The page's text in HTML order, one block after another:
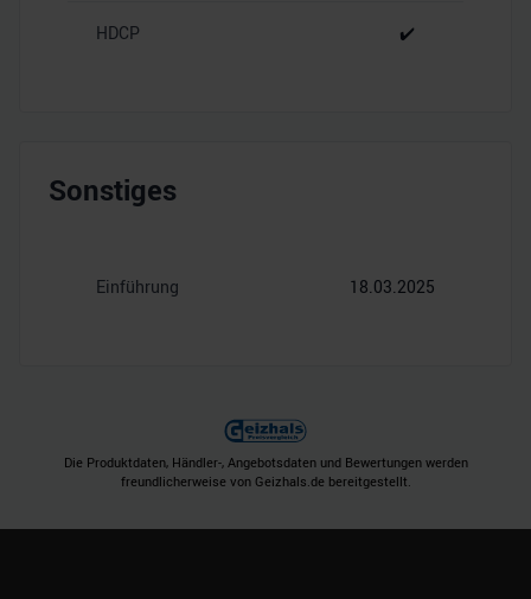
HDCP ✔️
Sonstiges
Einführung 18.03.2025
Die Produktdaten, Händler-, Angebotsdaten und Bewertungen werden
freundlicherweise von Geizhals.de bereitgestellt.